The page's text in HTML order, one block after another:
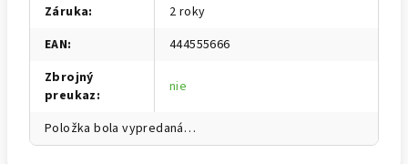
Záruka:
2 roky
EAN:
444555666
Zbrojný
preukaz: nie
Položka bola vypredaná…